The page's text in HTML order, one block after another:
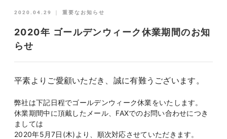
2020.04.29 ｜ 重要なお知らせ
2020年 ゴールデンウィーク休業期間のお知
らせ
平素よりご愛顧いただき、誠に有難うございます。
弊社は下記日程でゴールデンウィーク休業をいたします。
休業期間中に頂戴したメール、FAXでのお問い合わせにつき
ましては
2020年5月7日(木)より、順次対応させていただきます。